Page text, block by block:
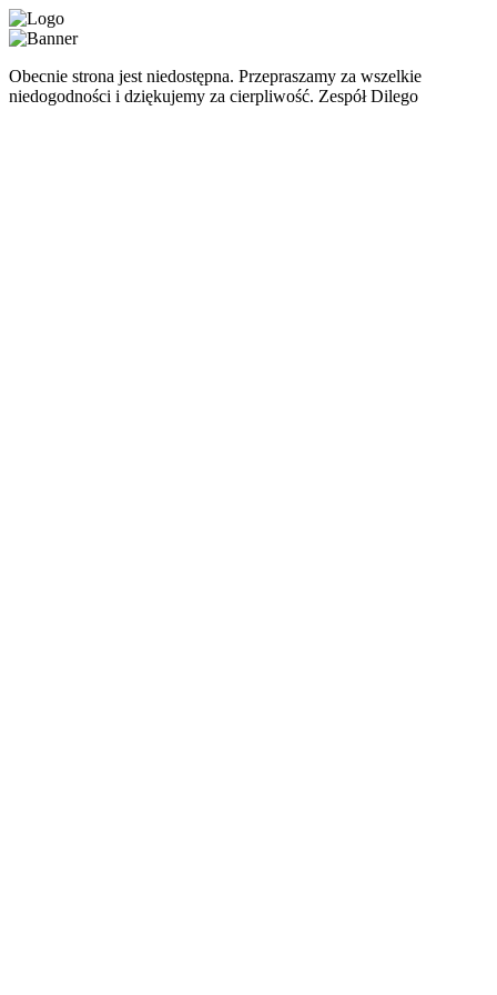
Obecnie strona jest niedostępna. Przepraszamy za wszelkie
niedogodności i dziękujemy za cierpliwość. Zespół Dilego